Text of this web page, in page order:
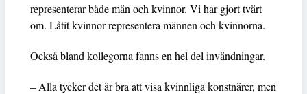
representerar både män och kvinnor. Vi har gjort tvärt
om. Låtit kvinnor representera männen och kvinnorna.
Också bland kollegorna fanns en hel del invändningar.
– Alla tycker det är bra att visa kvinnliga konstnärer, men